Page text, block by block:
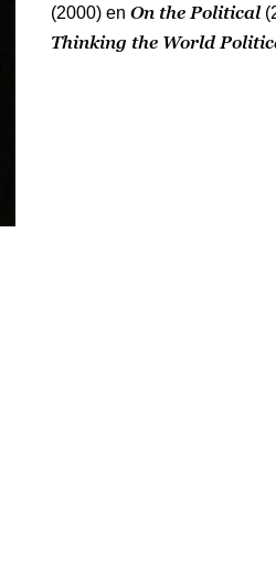
(2000) en On the Political
Thinking the World